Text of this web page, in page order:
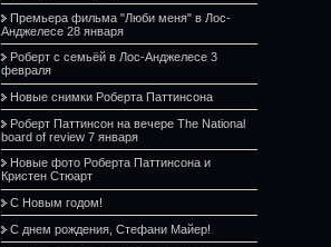
Премьера фильма "Люби меня" в Лос-
Анджелесе 28 января
Роберт с семьёй в Лос-Анджелесе 3
февраля
Новые снимки Роберта Паттинсона
Роберт Паттинсон на вечере The National
board of review 7 января
Новые фото Роберта Паттинсона и
Кристен Стюарт
С Новым годом!
С днем рождения, Стефани Майер!